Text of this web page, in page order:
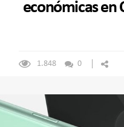
económicas en
1.848 0